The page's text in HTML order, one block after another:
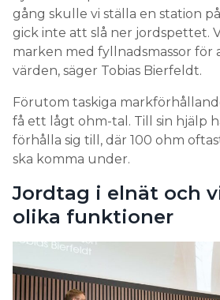
gång skulle vi ställa en station
gick inte att slå ner jordspettet.
marken med fyllnadsmassor för
värden, säger Tobias Bierfeldt.
Förutom taskiga
få ett lågt ohm-tal. Till sin hjälp
förhålla sig till, där 100 ohm
ska komma under.
Jordtag i elnät och
olika funktioner